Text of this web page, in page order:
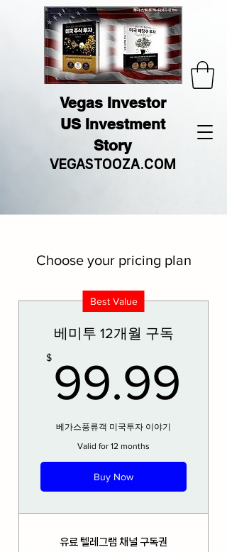
Vegas Investor
US Investment
Story
VEGASTOOZA.COM
Choose your pricing plan
Best Value
베미투 12개월 구독
$ 99.99
베가스풍류객 미국투자 이야기
Valid for 12 months
Buy Now
유료 텔레그램 채널 구독권